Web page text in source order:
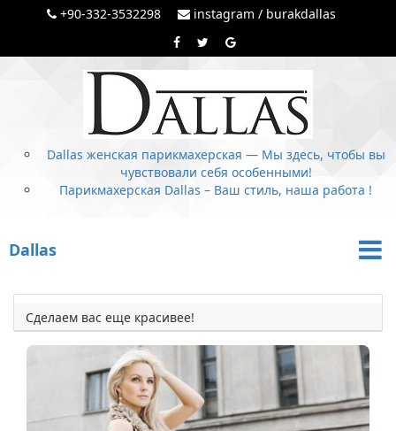
+90-332-3532298 instagram / burakdallas
Dallas женская парикмахерская — Мы здесь, чтобы вы
чувствовали себя особенными!
Парикмахерская Dallas – Ваш стиль, наша работа !
Dallas
Сделаем вас еще красивее!